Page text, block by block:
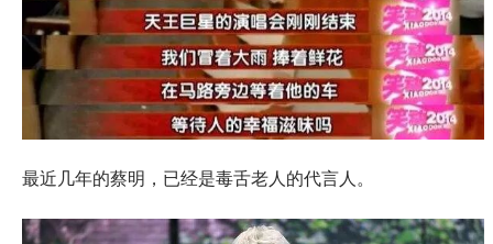
最近几年的蔡明，已经是毒舌老人的代言人。